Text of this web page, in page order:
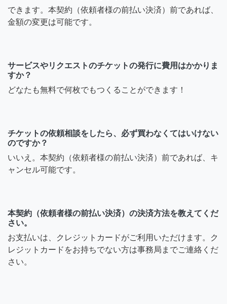
できます。本契約（依頼者様の前払い決済）前であれば、
金額の変更は可能です。
サービスやリクエストのチケットの発行に費用はかかりま
すか？
どなたも無料で何枚でもつくることができます！
チケットの依頼相談をしたら、必ず買わなくてはいけない
のですか？
いいえ。本契約（依頼者様の前払い決済）前であれば、キ
ャンセル可能です。
本契約（依頼者様の前払い決済）の決済方法を教えてくだ
さい。
お支払いは、クレジットカードがご利用いただけます。ク
レジットカードをお持ちでない方は事務局までご連絡くだ
さい。